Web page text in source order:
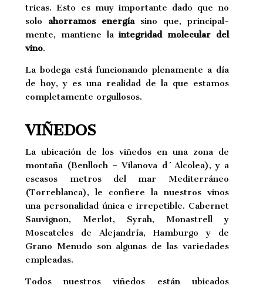
tri­cas. Esto es muy im­por­tan­te dado que no
solo
aho­rra­mos ener­gía
sino que, prin­ci­pal­
men­te, man­tie­ne la in­te­gri­dad mo­le­cu­lar del
vino.
La bo­de­ga está fun­cio­nan­do ple­na­men­te a día
de hoy, y es una reali­dad de la que es­ta­mos
com­ple­ta­men­te or­gu­llo­sos.
VIÑEDOS
La ubicación de los viñedos en una zona de
montaña (Benlloch – Vilanova d´Alcolea), y a
escasos metros del mar Mediterráneo
(Torreblanca), le confiere la nuestros vinos
una personalidad única e irrepetible. Cabernet
Sauvignon, Merlot, Syrah, Monastrell y
Moscateles de Alejandría, Hamburgo y de
Grano Menudo son algunas de las variedades
empleadas.
Todos nuestros viñedos están ubicados